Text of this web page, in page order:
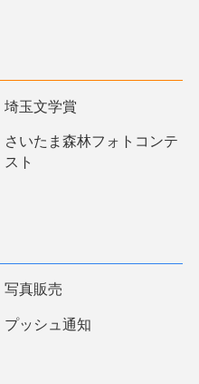
埼玉文学賞
さいたま森林フォトコンテ
スト
写真販売
プッシュ通知